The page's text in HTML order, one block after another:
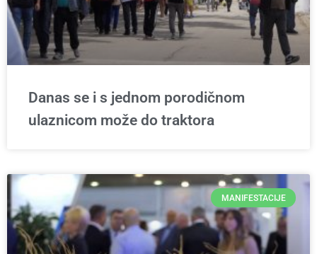
Danas se i s jednom porodičnom
ulaznicom može do traktora
MANIFESTACIJE